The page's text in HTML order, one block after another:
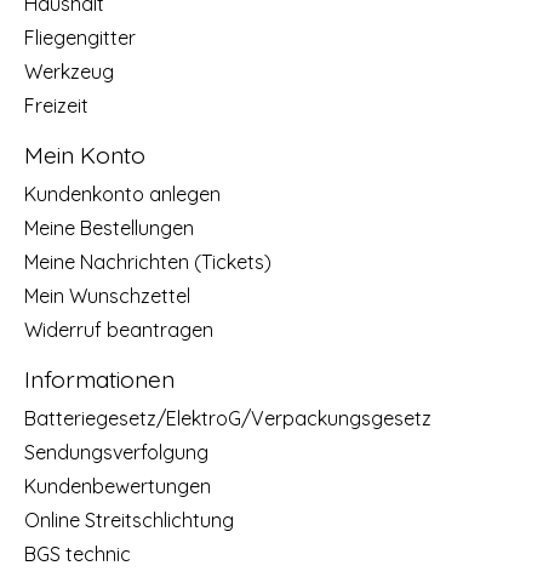
Fliegengitter
Werkzeug
Freizeit
Mein Konto
Kundenkonto anlegen
Meine Bestellungen
Meine Nachrichten (Tickets)
Mein Wunschzettel
Widerruf beantragen
Informationen
Batteriegesetz/ElektroG/Verpackungsgesetz
Sendungsverfolgung
Kundenbewertungen
Online Streitschlichtung
BGS technic